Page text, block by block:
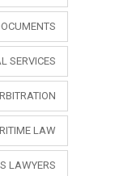
SERVICES
LAW
LAWYERS